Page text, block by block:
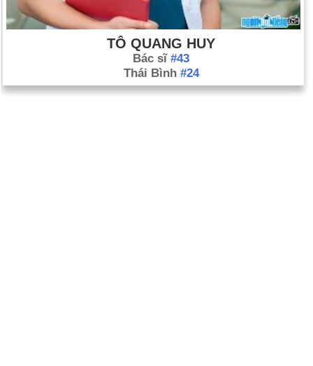
TÔ QUANG HUY
Bác sĩ #43
Thái Bình #24